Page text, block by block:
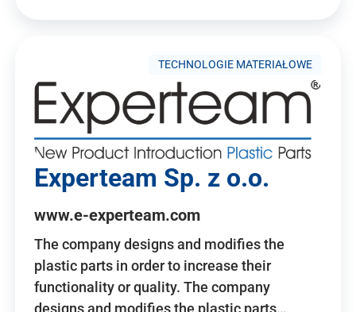
TECHNOLOGIE MATERIAŁOWE
Experteam Sp. z o.o.
www.e-experteam.com
The company designs and modifies the
plastic parts in order to increase their
functionality or quality. The company
designs and modifies the plastic parts…